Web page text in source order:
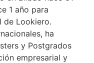
1 año para
de Lookiero.
ha
y Postgrados
empresarial y